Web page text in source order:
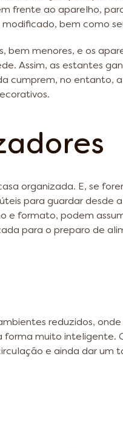
frente ao aparelho,
bem como
bem menores, e os
Assim, as estantes
cumprem, no entanto,
organizada. E, se
para guardar desde
e formato, podem
para o preparo de
reduzidos, onde
forma muito inteligente.
e ainda dar um